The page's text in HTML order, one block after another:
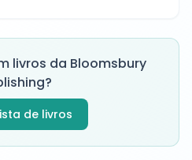
livros da Bloomsbury
?
de livros